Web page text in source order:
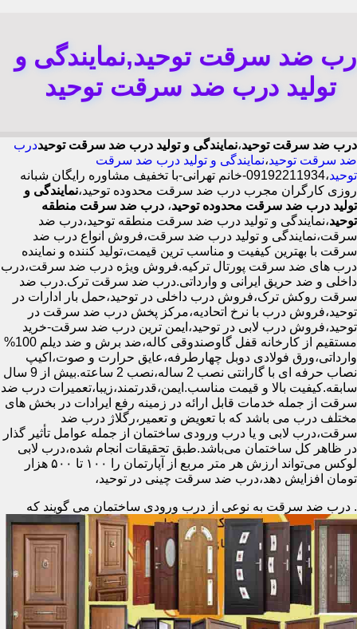
ضد سرقت توحید,نمایندگی و
تولید درب ضد سرقت توحید
درب ضد سرقت توحید،نمایندگی و تولید درب ضد سرقت توحیددرب
ضد سرقت توحید،نمایندگی و تولید درب ضد سرقت
توحید
،09192211934-خانم تهرانی-با تخفیف مشاوره رایگان شبانه
روزی کارگران مجرب درب ضد سرقت محدوده توحید،نمایندگی و
تولید درب ضد سرقت محدوده توحید، درب ضد سرقت منطقه
توحید،نمایندگی و تولید درب ضد سرقت منطقه توحید،درب ضد
سرقت،نمایندگی و تولید درب ضد سرقت،فروش انواع درب ضد
سرقت با بهترین کیفیت و مناسب ترین قیمت،تولید کننده و نماینده
درب های ضد سرقت پورتال ترکیه.فروش ویژه درب ضد سرقت،درب
داخلی و ضد حریق ایرانی و وارداتی.درب ضد سرقت ترک.درب ضد
سرقت روکش ترک،فروش درب داخلی در توحید،حمل بار ادارات در
توحید،فروش درب با نرخ اتحادیه،مرکز پخش درب ضد سرقت در
توحید،فروش درب لابی در توحید،ایمن ترین درب ضد سرقت-خرید
مستقیم از کارخانه قفل گاوصندوقی کاله،ضد برش و ضد دیلم 100%
وارداتی،ورق فولادی دوبل چهارطرفه،عایق حرارت و صوت،اکیپ
نصاب حرفه ای با گارانتی نصب 2 ساله،نصب 2 ساعته.بیش از 9 سال
سابقه.کیفیت بالا و قیمت مناسب.ایمن،قدرتمند،زیبا،تعمیرات درب ضد
سرقت از جمله خدمات قابل ارائه در زمینه رفع ایرادات در بخش های
مختلف درب می باشد که با تعویض و تعمیر،رگلاژ درب ضد
سرقت،درب لابی و یا درب ورودی ساختمان از جمله عوامل تأثیر گذار
در ظاهر کل ساختمان می‌باشد.طبق تحقیقات انجام شده،درب لابی
لوکس می‌تواند ارزش هر متر مربع از آپارتمان را ۱۰۰ تا ۵۰۰ هزار
تومان افزایش دهد،درب ضد سرقت چینی در توحید،
. درب ضد سرقت به نوعی از درب ورودی ساختمان می گویند که